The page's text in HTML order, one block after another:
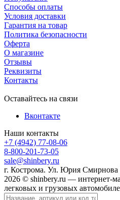
Способы оплаты
Условия доставки
Гарантия на товар
Политика безопасности
Оферта
О магазине
Отзывы
Реквизиты
Контакты
Оставайтесь на связи
Вконтакте
Наши контакты
+7 (4942) 77-08-06
8-800-201-73-05
sale@shinbery.ru
г. Кострома. Ул. Юрия Смирнова
2026 © shinbery.ru — интернет-
легковых и грузовых